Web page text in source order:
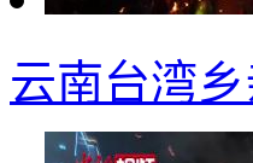
云南台湾